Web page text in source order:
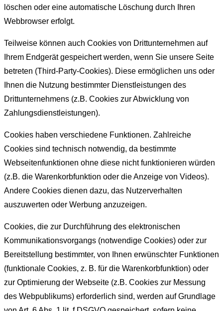
löschen oder eine automatische Löschung durch Ihren
Webbrowser erfolgt.
Teilweise können auch Cookies von Drittunternehmen auf
Ihrem Endgerät gespeichert werden, wenn Sie unsere Seite
betreten (Third-Party-Cookies). Diese ermöglichen uns oder
Ihnen die Nutzung bestimmter Dienstleistungen des
Drittunternehmens (z.B. Cookies zur Abwicklung von
Zahlungsdienstleistungen).
Cookies haben verschiedene Funktionen. Zahlreiche
Cookies sind technisch notwendig, da bestimmte
Webseitenfunktionen ohne diese nicht funktionieren würden
(z.B. die Warenkorbfunktion oder die Anzeige von Videos).
Andere Cookies dienen dazu, das Nutzerverhalten
auszuwerten oder Werbung anzuzeigen.
Cookies, die zur Durchführung des elektronischen
Kommunikationsvorgangs (notwendige Cookies) oder zur
Bereitstellung bestimmter, von Ihnen erwünschter Funktionen
(funktionale Cookies, z. B. für die Warenkorbfunktion) oder
zur Optimierung der Webseite (z.B. Cookies zur Messung
des Webpublikums) erforderlich sind, werden auf Grundlage